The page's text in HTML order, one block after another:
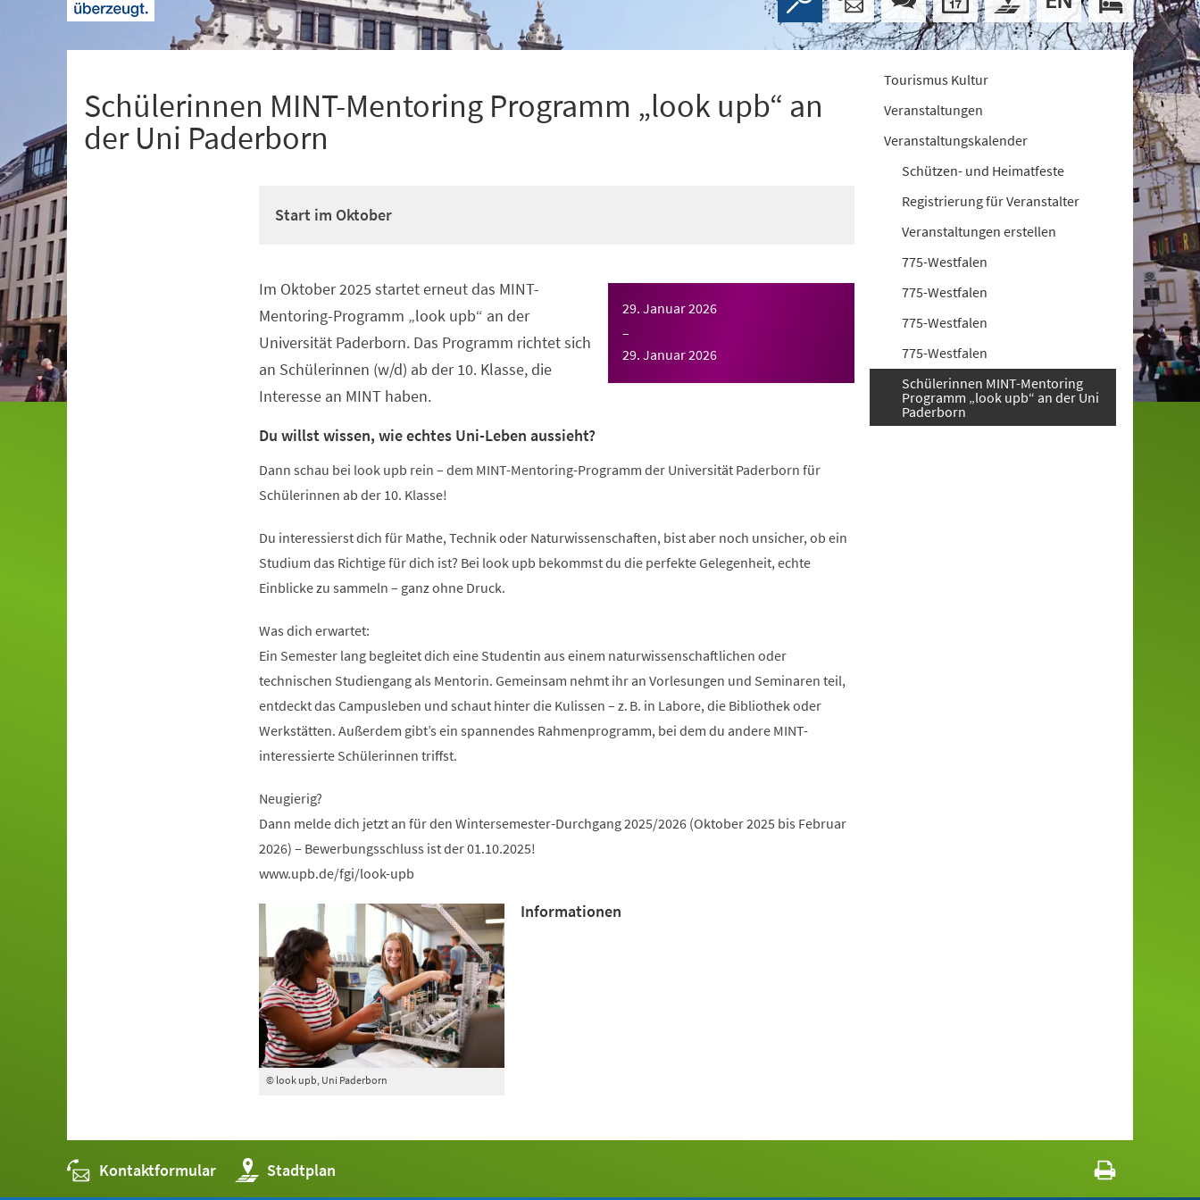
Schülerinnen MINT-Mentoring Programm „look upb“ an
der Uni Paderborn
Start im Oktober
29. Januar 2026
–
29. Januar 2026
Im Oktober 2025 startet erneut das MINT-
Mentoring-Programm „look upb“ an der
Universität Paderborn. Das Programm richtet sich
an Schülerinnen (w/d) ab der 10. Klasse, die
Interesse an MINT haben.
Du willst wissen, wie echtes Uni-Leben aussieht?
Dann schau bei look upb rein – dem MINT-Mentoring-Programm der Universität Paderborn für
Schülerinnen ab der 10. Klasse!
Du interessierst dich für Mathe, Technik oder Naturwissenschaften, bist aber noch unsicher, ob ein
Studium das Richtige für dich ist? Bei look upb bekommst du die perfekte Gelegenheit, echte
Einblicke zu sammeln – ganz ohne Druck.
Was dich erwartet:
Ein Semester lang begleitet dich eine Studentin aus einem naturwissenschaftlichen oder
technischen Studiengang als Mentorin. Gemeinsam nehmt ihr an Vorlesungen und Seminaren teil,
entdeckt das Campusleben und schaut hinter die Kulissen – z. B. in Labore, die Bibliothek oder
Werkstätten. Außerdem gibt’s ein spannendes Rahmenprogramm, bei dem du andere MINT-
interessierte Schülerinnen triffst.
Neugierig?
Dann melde dich jetzt an für den Wintersemester-Durchgang 2025/2026 (Oktober 2025 bis Februar
2026) – Bewerbungsschluss ist der 01.10.2025!
www.upb.de/fgi/look-upb
© look upb, Uni Paderborn
Informationen
Tourismus Kultur
Veranstaltungen
Veranstaltungskalender
Schützen- und Heimatfeste
Registrierung für Veranstalter
Veranstaltungen erstellen
775-Westfalen
775-Westfalen
775-Westfalen
775-Westfalen
Schülerinnen MINT-Mentoring
Programm „look upb“ an der Uni
Paderborn
Kontaktformular Stadtplan
(Öffnet
in